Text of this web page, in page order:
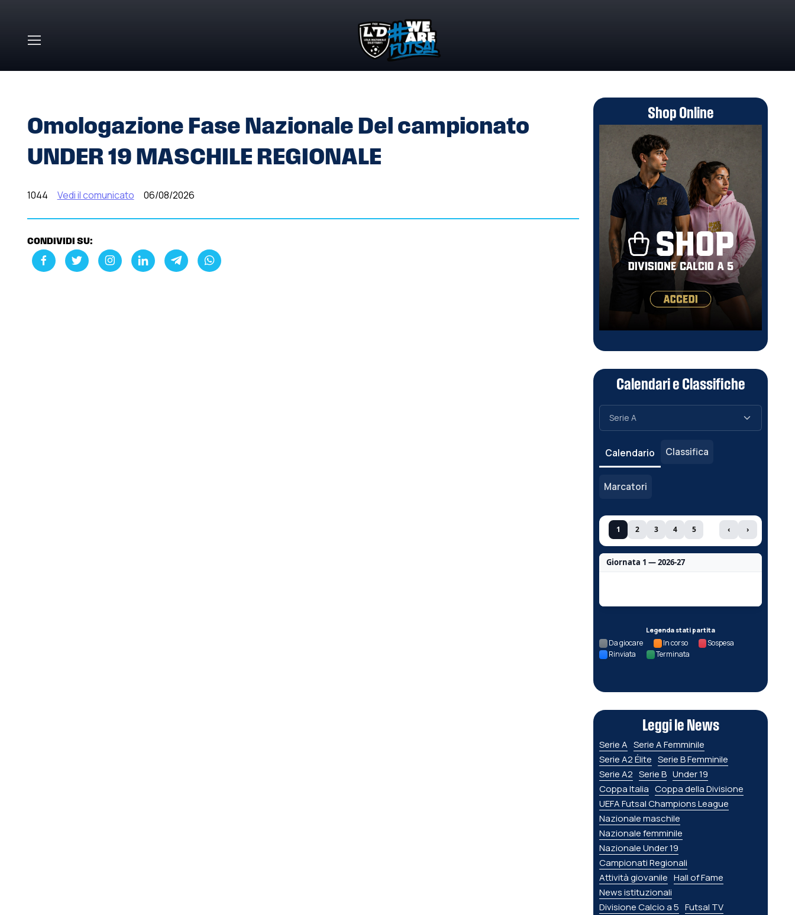
Omologazione Fase Nazionale Del campionato
UNDER 19 MASCHILE REGIONALE
1044 Vedi il comunicato 06/08/2026
CONDIVIDI SU:
Shop Online
Calendari e Classifiche
Calendario Classifica
Marcatori
1 2 3 4 5 ‹ ›
Giornata 1 — 2026-27
Legenda stati partita
Da giocare In corso
Sospesa
Rinviata
Terminata
Leggi le News
Serie A Serie A Femminile
Serie A2 Élite Serie B Femminile
Serie A2 Serie B Under 19
Coppa Italia Coppa della Divisione
UEFA Futsal Champions League
Nazionale maschile
Nazionale femminile
Nazionale Under 19
Campionati Regionali
Attività giovanile Hall of Fame
News istituzionali
Divisione Calcio a 5 Futsal TV